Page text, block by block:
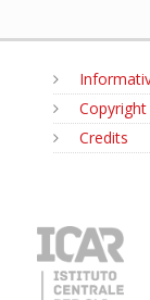
Copyright
Credits